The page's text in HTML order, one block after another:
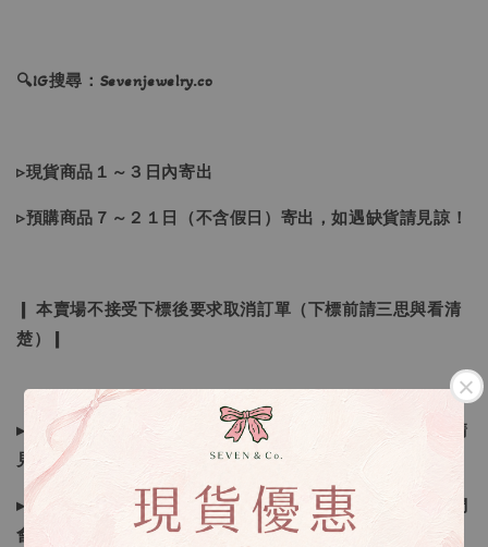
🔍IG搜尋：Sevenjewelry.co
▹現貨商品１～３日內寄出
▹預購商品７～２１日（不含假日）寄出，如遇缺貨請見諒！
❙ 本賣場不接受下標後要求取消訂單（下標前請三思與看清
楚）❙
▸所有商品皆以日本、韓國售完為止，如下單後遇缺貨情形請
見諒
▸因日本商品貨況和價格是浮動的，若遇到缺貨或者調價我們
會視情況等待下單，若您想要知道即時貨況還請主動聯繫後